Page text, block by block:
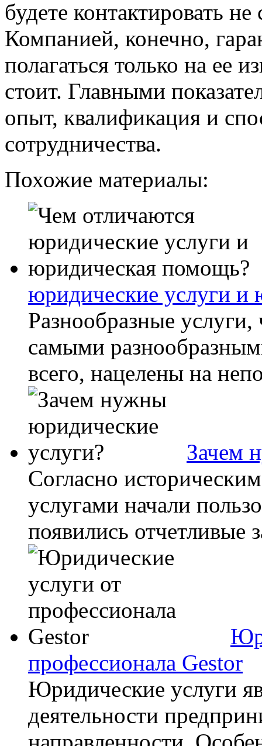
будете контактировать
Компанией, конечно,
полагаться только на ее
стоит. Главными
опыт, квалификация и
сотрудничества.
Похожие материалы:
юридические услуги
Разнообразные
самыми
всего, нацелены на
Зачем
Согласно
услугами начали
появились
профессионала Gestor
Юридические услуги
деятельности